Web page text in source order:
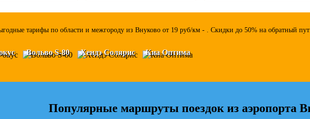
тарифы по области и межгороду из Внуково от 19 руб/км - . Скидки до 50% на обратный
Вольво S-80 Хендэ Солярис Киа Оптима
Популярные маршруты поездок из аэропорта